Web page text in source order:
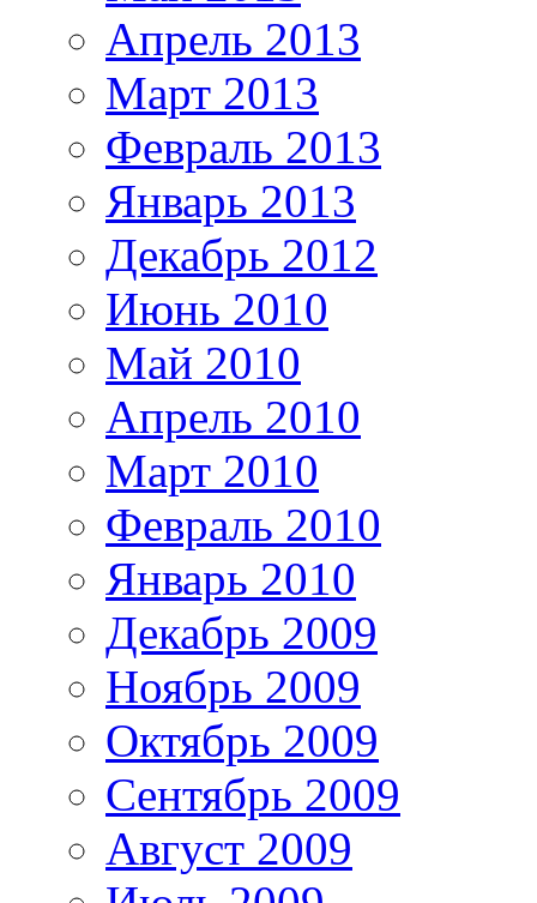
Апрель 2013
Март 2013
Февраль 2013
Январь 2013
Декабрь 2012
Июнь 2010
Май 2010
Апрель 2010
Март 2010
Февраль 2010
Январь 2010
Декабрь 2009
Ноябрь 2009
Октябрь 2009
Сентябрь 2009
Август 2009